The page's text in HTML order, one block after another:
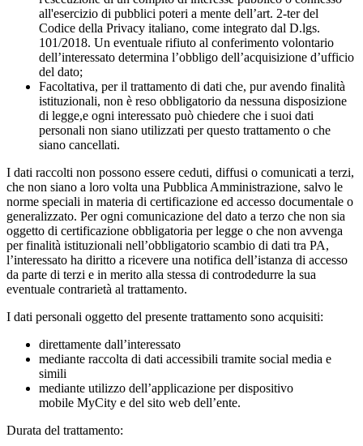
all'esercizio di pubblici poteri a mente dell’art. 2-ter del
Codice della Privacy italiano, come integrato dal D.lgs.
101/2018. Un eventuale rifiuto al conferimento volontario
dell’interessato determina l’obbligo dell’acquisizione d’ufficio
del dato;
Facoltativa, per il trattamento di dati che, pur avendo finalità
istituzionali, non è reso obbligatorio da nessuna disposizione
di legge,e ogni interessato può chiedere che i suoi dati
personali non siano utilizzati per questo trattamento o che
siano cancellati.
I dati raccolti non possono essere ceduti, diffusi o comunicati a terzi,
che non siano a loro volta una Pubblica Amministrazione, salvo le
norme speciali in materia di certificazione ed accesso documentale o
generalizzato. Per ogni comunicazione del dato a terzo che non sia
oggetto di certificazione obbligatoria per legge o che non avvenga
per finalità istituzionali nell’obbligatorio scambio di dati tra PA,
l’interessato ha diritto a ricevere una notifica dell’istanza di accesso
da parte di terzi e in merito alla stessa di controdedurre la sua
eventuale contrarietà al trattamento.
I dati personali oggetto del presente trattamento sono acquisiti:
direttamente dall’interessato
mediante raccolta di dati accessibili tramite social media e
simili
mediante utilizzo dell’applicazione per dispositivo
mobile MyCity e del sito web dell’ente.
Durata del trattamento: